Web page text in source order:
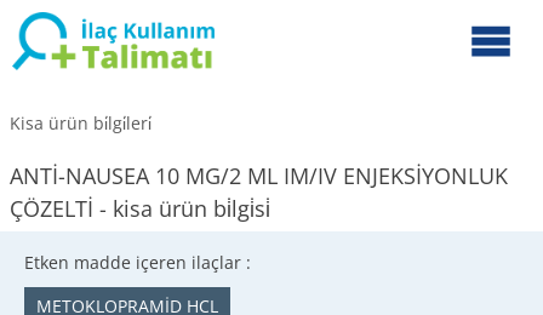
Kisa ürün bi̇lgi̇leri̇
ANTİ-NAUSEA 10 MG/2 ML IM/IV ENJEKSİYONLUK
ÇÖZELTİ - kisa ürün bi̇lgi̇si̇
Etken madde içeren ilaçlar :
METOKLOPRAMİD HCL